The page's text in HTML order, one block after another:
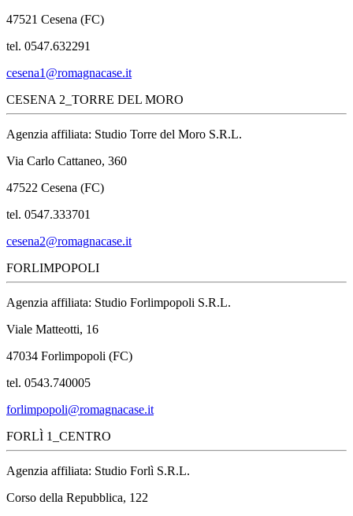
47521 Cesena (FC)
tel. 0547.632291
cesena1@romagnacase.it
CESENA 2_TORRE DEL MORO
Agenzia affiliata: Studio Torre del Moro S.R.L.
Via Carlo Cattaneo, 360
47522 Cesena (FC)
tel. 0547.333701
cesena2@romagnacase.it
FORLIMPOPOLI
Agenzia affiliata: Studio Forlimpopoli S.R.L.
Viale Matteotti, 16
47034 Forlimpopoli (FC)
tel. 0543.740005
forlimpopoli@romagnacase.it
FORLÌ 1_CENTRO
Agenzia affiliata: Studio Forlì S.R.L.
Corso della Repubblica, 122